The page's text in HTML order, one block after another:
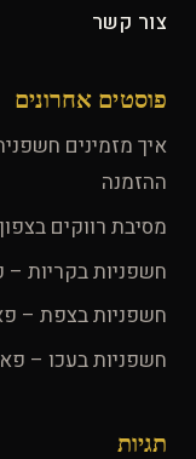
צור קשר
פוסטים אחרונים
איך מזמינים
ההזמנה
מסיבת רווקים
חשפניות בקריות –
חשפניות בצפת –
חשפניות בעכו –
תגיות